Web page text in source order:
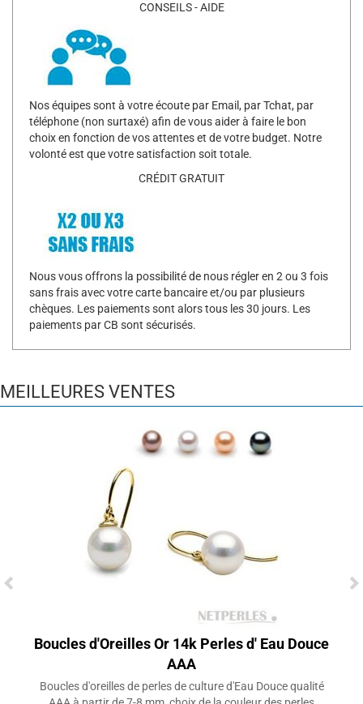
CONSEILS - AIDE
Nos équipes sont à votre écoute par Email, par Tchat, par
téléphone (non surtaxé) afin de vous aider à faire le bon
choix en fonction de vos attentes et de votre budget. Notre
volonté est que votre satisfaction soit totale.
CRÉDIT GRATUIT
Nous vous offrons la possibilité de nous régler en 2 ou 3 fois
sans frais avec votre carte bancaire et/ou par plusieurs
chèques. Les paiements sont alors tous les 30 jours. Les
paiements par CB sont sécurisés.
MEILLEURES VENTES
Boucles d'Oreilles Or 14k Perles d' Eau Douce
AAA
Boucles d'oreilles de perles de culture d'Eau Douce qualité